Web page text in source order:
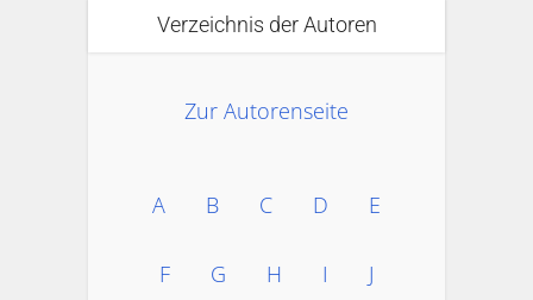
Verzeichnis der Autoren
Zur Autorenseite
A B C D E
F G H I J